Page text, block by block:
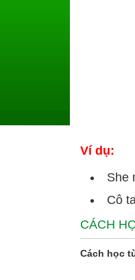
Ví dụ:
She
Cô
CÁCH
Cách học